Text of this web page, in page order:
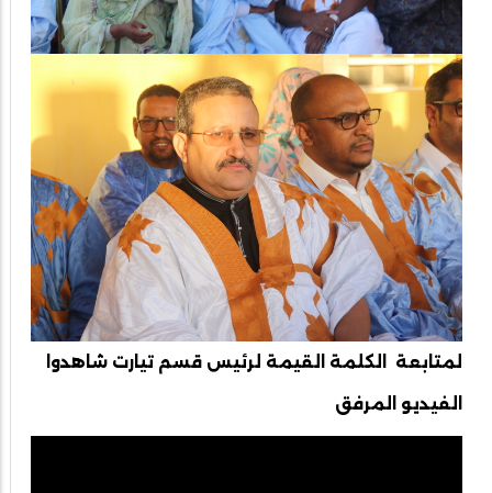
لمتابعة الكلمة القيمة لرئيس قسم تيارت شاهدوا
الفيديو المرفق